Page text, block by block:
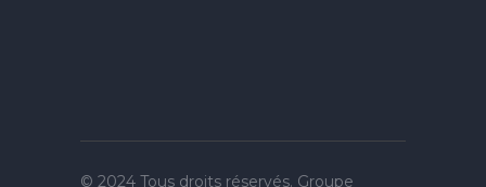
© 2024 Tous droits réservés. Groupe